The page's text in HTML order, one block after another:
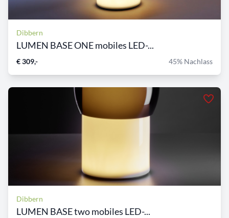
Dibbern
LUMEN BASE ONE mobiles LED-...
€ 309,- 45% Nachlass
Dibbern
LUMEN BASE two mobiles LED-...